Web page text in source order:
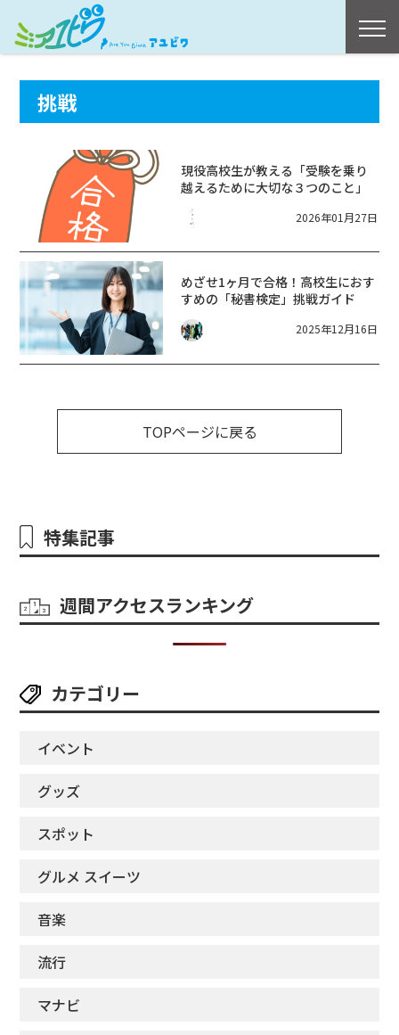
挑戦
現役高校生が教える「受験を乗り
越えるために大切な３つのこと」
2026年01月27日
めざせ1ヶ月で合格！高校生におす
すめの「秘書検定」挑戦ガイド
2025年12月16日
TOPページに戻る
特集記事
週間アクセスランキング
カテゴリー
イベント
グッズ
スポット
グルメ スイーツ
音楽
流行
マナビ